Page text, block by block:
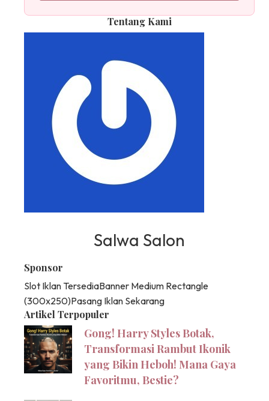
Tentang Kami
Salwa Salon
Sponsor
Slot Iklan TersediaBanner Medium Rectangle
(300x250)Pasang Iklan Sekarang
Artikel Terpopuler
Gong! Harry Styles Botak,
Transformasi Rambut Ikonik
yang Bikin Heboh! Mana Gaya
Favoritmu, Bestie?